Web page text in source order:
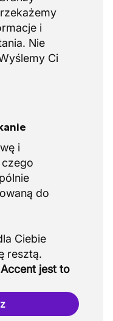
i
Nie
Ci
i
czego
do
Ciebie
jest to